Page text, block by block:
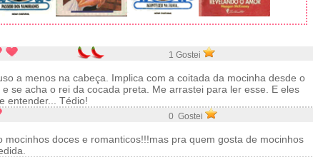
1 Gostei
a menos na cabeça. Implica com a coitada da mocinha desde o
se acha o rei da cocada preta. Me arrastei para ler esse. E eles
entender... Tédio!
0 Gostei
mocinhos doces e romanticos!!!mas pra quem gosta de mocinhos